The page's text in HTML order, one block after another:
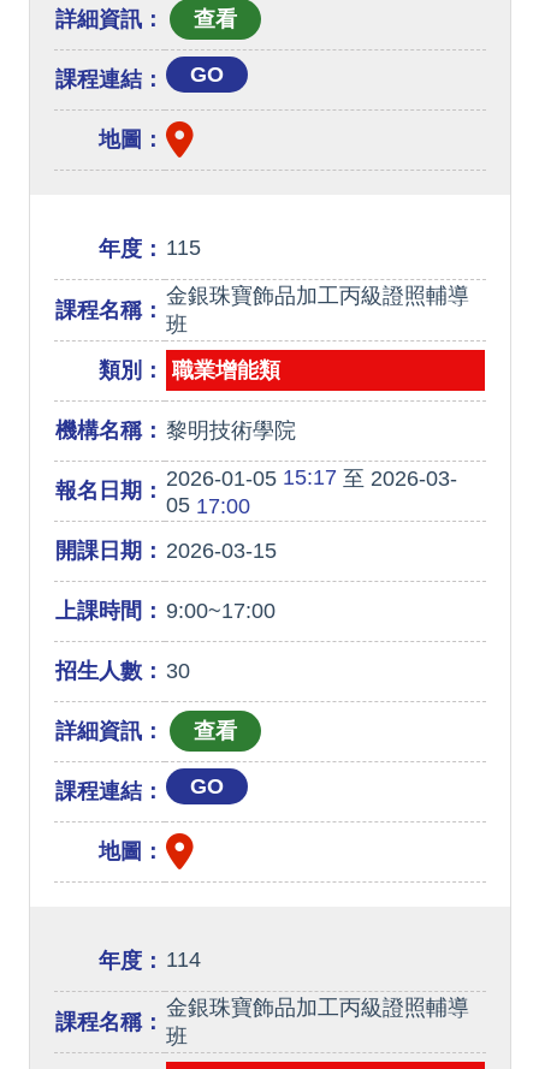
詳細資訊：
課程連結： GO
地圖：
年度： 115
課程名稱：
金銀珠寶飾品加工丙級證照輔導
班
類別：
職業增能類
機構名稱： 黎明技術學院
報名日期： 2026-01-0515:17 至 2026-03-
0517:00
開課日期： 2026-03-15
上課時間： 9:00~17:00
招生人數： 30
詳細資訊：
課程連結： GO
地圖：
年度： 114
課程名稱：
金銀珠寶飾品加工丙級證照輔導
班